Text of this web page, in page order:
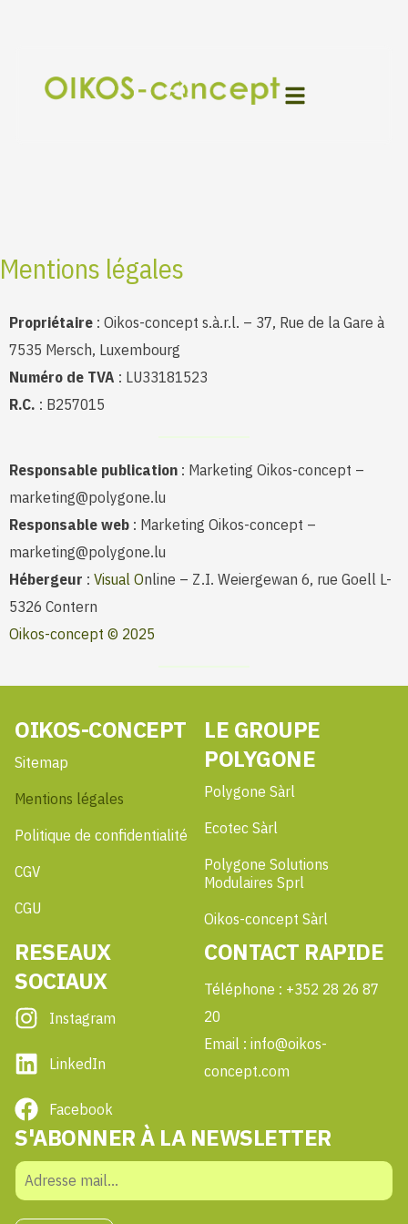
Mentions légales
Propriétaire : Oikos-concept s.à.r.l. – 37, Rue de la Gare à
7535 Mersch, Luxembourg
Numéro de TVA : LU33181523
R.C. : B257015
Responsable publication : Marketing Oikos-concept –
marketing@polygone.lu
Responsable web : Marketing Oikos-concept –
marketing@polygone.lu
Hébergeur :Visual Online – Z.I. Weiergewan 6, rue Goell L-
5326 Contern
Oikos-concept © 2025
OIKOS-CONCEPT
Sitemap
Mentions légales
Politique de confidentialité
CGV
CGU
LE GROUPE
POLYGONE
Polygone Sàrl
Ecotec Sàrl
Polygone Solutions
Modulaires Sprl
Oikos-concept Sàrl
RESEAUX
SOCIAUX
Instagram
LinkedIn
Facebook
CONTACT RAPIDE
Téléphone : +352 28 26 87
20
Email : info@oikos-
concept.com
S'ABONNER À LA NEWSLETTER